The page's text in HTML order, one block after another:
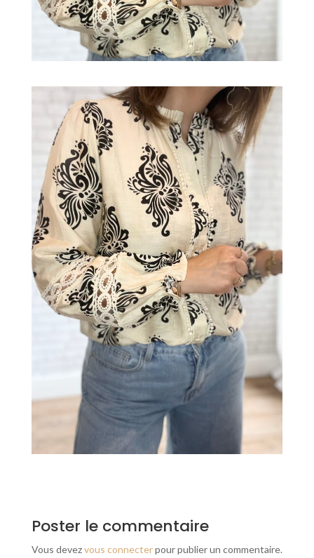
Poster le commentaire
Vous devezvous connecterpour publier un commentaire.